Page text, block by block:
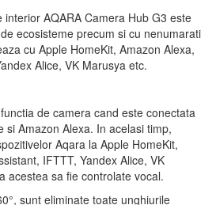
AQARA Camera Hub G3 este
ecosisteme precum si cu nenumarati
cu Apple HomeKit, Amazon Alexa,
Alice, VK Marusya etc.
de camera cand este conectata
si Amazon Alexa. In acelasi timp,
Aqara la Apple HomeKit,
IFTTT, Yandex Alice, VK
acestea sa fie controlate vocal.
sunt eliminate toate unghiurile